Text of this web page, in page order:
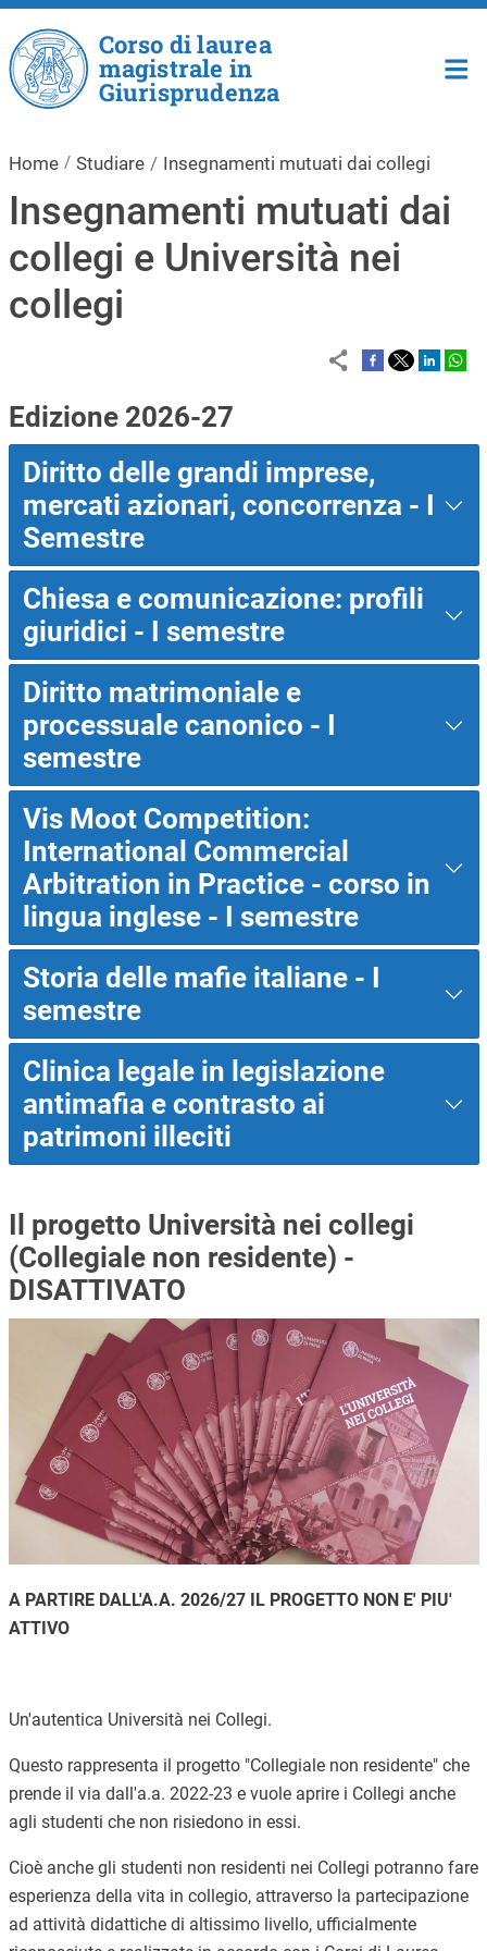
Salta al contenuto principale
Corso di laurea
magistrale in
Giurisprudenza
Home Studiare Insegnamenti mutuati dai collegi
Insegnamenti mutuati dai
collegi e Università nei
collegi
Edizione 2026-27
Diritto delle grandi imprese,
mercati azionari, concorrenza - I
Semestre
Chiesa e comunicazione: profili
giuridici - I semestre
Diritto matrimoniale e
processuale canonico - I
semestre
Vis Moot Competition:
International Commercial
Arbitration in Practice - corso in
lingua inglese - I semestre
Storia delle mafie italiane - I
semestre
Clinica legale in legislazione
antimafia e contrasto ai
patrimoni illeciti
Il progetto Università nei collegi
(Collegiale non residente) -
DISATTIVATO
A PARTIRE DALL'A.A. 2026/27 IL PROGETTO NON E' PIU'
ATTIVO
Un'autentica Università nei Collegi.
Questo rappresenta il progetto "Collegiale non residente" che
prende il via dall'a.a. 2022-23 e vuole aprire i Collegi anche
agli studenti che non risiedono in essi.
Cioè anche gli studenti non residenti nei Collegi potranno fare
esperienza della vita in collegio, attraverso la partecipazione
ad attività didattiche di altissimo livello, ufficialmente